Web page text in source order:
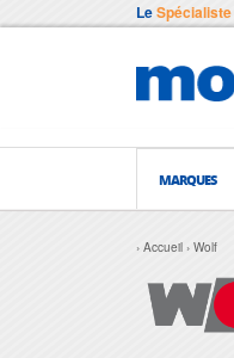
LeSpécialiste
MARQUES
Accueil Wolf